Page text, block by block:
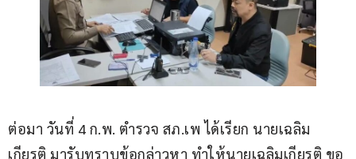
ต่อมา วันที่ 4 ก.พ. ตำรวจ สภ.เพ ได้เรียก นายเฉลิม
เกียรติ มารับทราบข้อกล่าวหา ทำให้นายเฉลิมเกียรติ ขอ